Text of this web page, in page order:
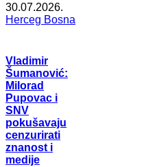
30.07.2026.
Herceg Bosna
Vladimir
Šumanović:
Milorad
Pupovac i
SNV
pokušavaju
cenzurirati
znanost i
medije